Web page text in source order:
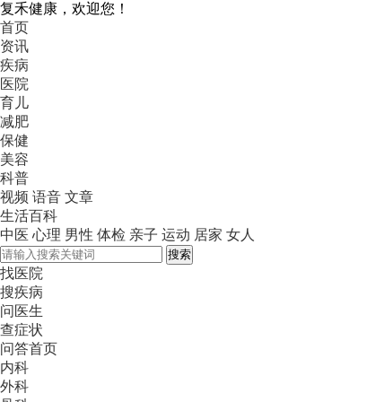
复禾健康，欢迎您！
首页
资讯
疾病
医院
育儿
减肥
保健
美容
科普
视频 语音 文章
生活百科
中医 心理 男性 体检 亲子 运动 居家 女人
搜索
找医院
搜疾病
问医生
查症状
问答首页
内科
外科